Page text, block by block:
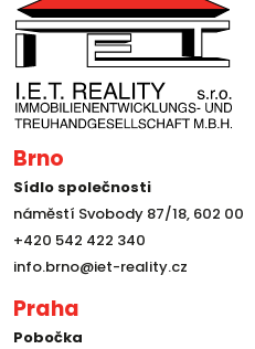
Brno
Sídlo společnosti
náměstí Svobody 87/18, 602 00
+420 542 422 340
info.brno@iet-reality.cz
Praha
Pobočka